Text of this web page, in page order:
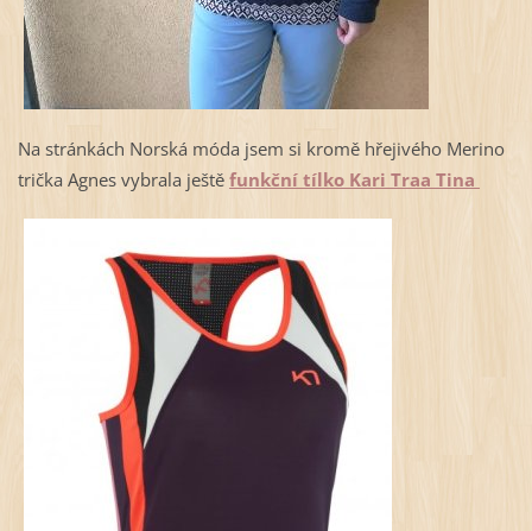
Na stránkách Norská móda jsem si kromě hřejivého Merino
trička Agnes vybrala ještě funkční tílko Kari Traa Tina